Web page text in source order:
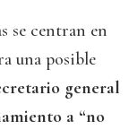
se centran en
una posible
general
a “no